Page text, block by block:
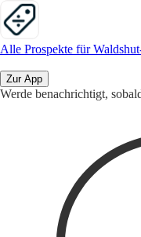
Alle Prospekte für
Zur App
Werde benachrichtigt,